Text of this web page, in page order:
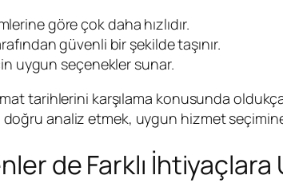
göre çok daha hızlıdır.
güvenli bir şekilde taşınır.
uygun seçenekler sunar.
tarihlerini karşılama konusunda
doğru analiz etmek, uygun hizmet
de Farklı